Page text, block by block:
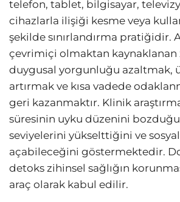
telefon, tablet, bilgisayar,
cihazlarla ilişiği kesme veya
şekilde sınırlandırma pratiğidir.
çevrimiçi olmaktan kaynaklanan
duygusal yorgunluğu azaltmak,
artırmak ve kısa vadede
geri kazanmaktır. Klinik
süresinin uyku düzenini
seviyelerini yükselttiğini ve
açabileceğini göstermektedir.
detoks zihinsel sağlığın
araç olarak kabul edilir.